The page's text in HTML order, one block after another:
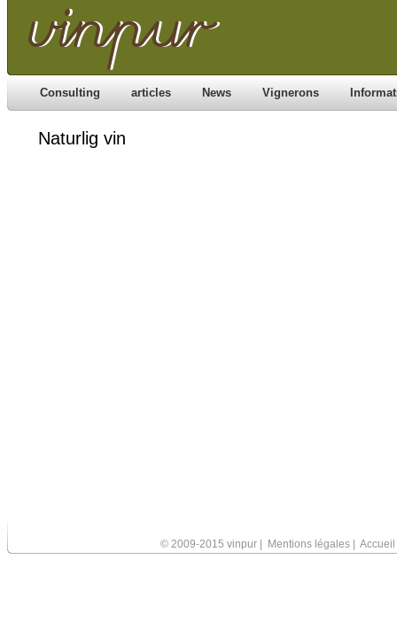
Consulting articles News Vignerons
Naturlig vin
© 2009-2015 vinpur| Mentions légales| Accueil